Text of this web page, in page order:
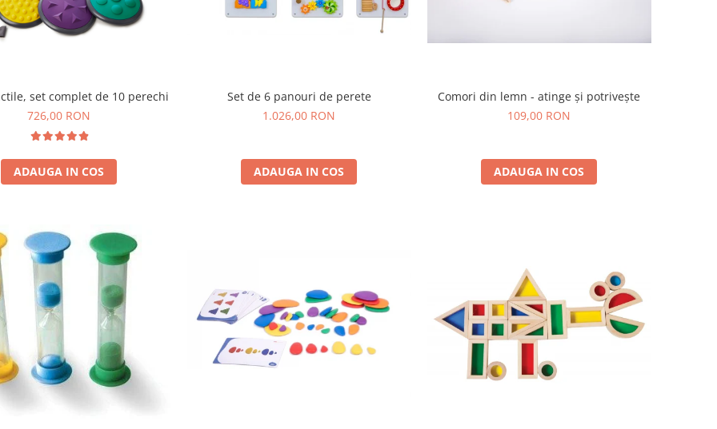
set complet de 10 perechi
726,00 RON
ADAUGA IN COS
Set de 6 panouri de perete
1.026,00 RON
ADAUGA IN COS
Comori din lemn - atinge și potrivește
109,00 RON
ADAUGA IN COS